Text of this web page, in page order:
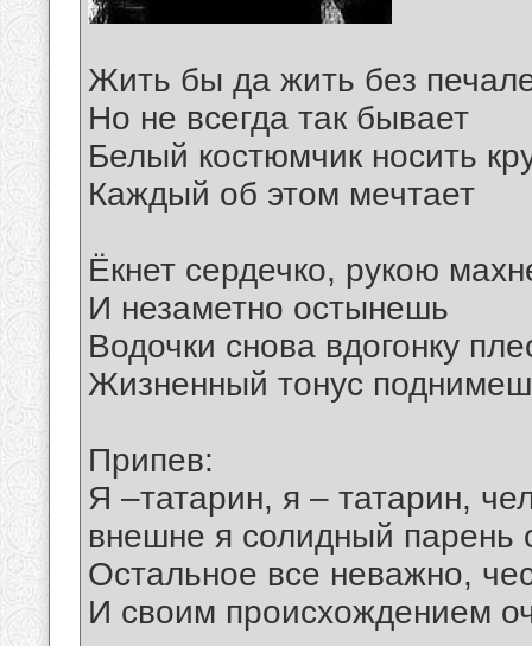
Жить бы да жить без
Но не всегда так бывает
Белый костюмчик носить
Каждый об этом мечтает
Ёкнет сердечко, рукою
И незаметно остынешь
Водочки снова вдогонку
Жизненный тонус
Припев:
Я –татарин, я – татарин,
внешне я солидный парень
Остальное все неважно,
И своим происхождением